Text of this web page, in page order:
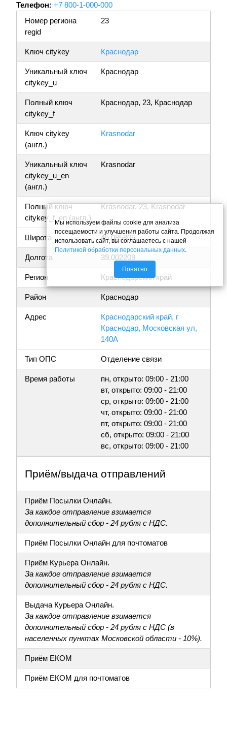
Телефон: +7 800-1-000-000
Номер региона
regid
23
Ключ citykey Краснодар
Уникальный ключ
citykey_u
Краснодар
Полный ключ
citykey_f
Краснодар, 23, Краснодар
Ключ citykey
(англ.)
Krasnodar
Уникальный ключ
citykey_u_en
(англ.)
Krasnodar
Полный ключ
citykey_f_en (англ.)
Krasnodar, 23, Krasnodar
Широта 45.085805
Долгота 39.002209
Регион Краснодарский край
Район Краснодар
Адрес
Краснодарский край, г
Краснодар, Московская ул,
140А
Тип ОПС Отделение связи
Время работы
пн, открыто: 09:00 - 21:00
вт, открыто: 09:00 - 21:00
ср, открыто: 09:00 - 21:00
чт, открыто: 09:00 - 21:00
пт, открыто: 09:00 - 21:00
сб, открыто: 09:00 - 21:00
вс, открыто: 09:00 - 21:00
Приём/выдача отправлений
Приём Посылки Онлайн.
За каждое отправление взимается
дополнительный сбор - 24 рубля с НДС.
Приём Посылки Онлайн для почтоматов
Приём Курьера Онлайн.
За каждое отправление взимается
дополнительный сбор - 24 рубля с НДС.
Выдача Курьера Онлайн.
За каждое отправление взимается
дополнительный сбор - 24 рубля с НДС (в
населенных пунктах Московской области - 10%).
Приём ЕКОМ
Приём ЕКОМ для почтоматов
Мы используем файлы cookie для анализа
посещаемости и улучшения работы сайта. Продолжая
использовать сайт, вы соглашаетесь с нашей
Политикой обработки персональных данных
Понятно